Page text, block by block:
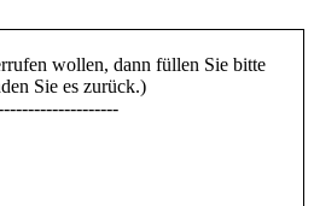
wollen, dann füllen Sie bitte
Sie es zurück.)